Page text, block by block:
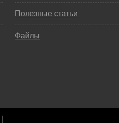
Полезные статьи
Файлы